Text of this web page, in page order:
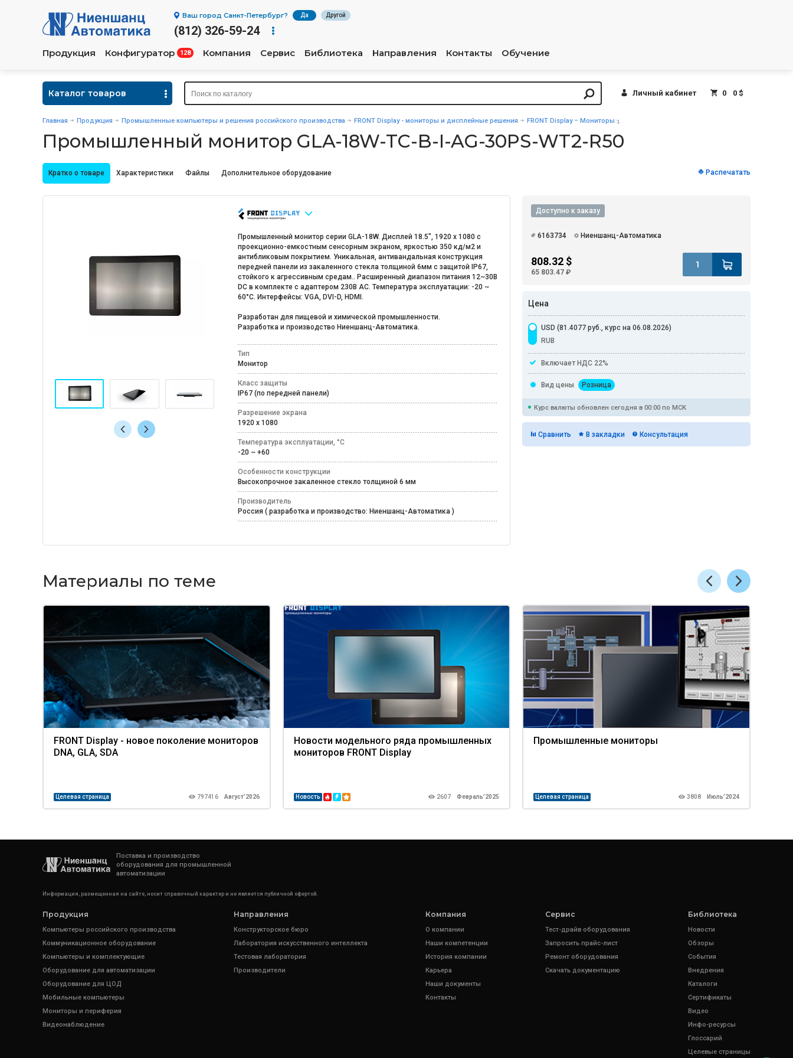
Ваш город Санкт-Петербург? Да Другой
(812) 326-59-24
Продукция Конфигуратор 128 Компания Сервис Библиотека Направления Контакты Обучение
Каталог товаров Личный кабинет 0 0 $
Главная Продукция Промышленные компьютеры и решения российского производства FRONT Display - мониторы и дисплейные решения FRONT Display – Мониторы
Промышленный монитор GLA-18W-TC-B-I-AG-30PS-WT2-R50
Кратко о товаре Характеристики Файлы Дополнительное оборудование Распечатать
Доступно к заказу
6163734 Ниеншанц-Автоматика
808.32 $
65 803.47 ₽
Цена
USD (81.4077 руб., курс на 06.08.2026)
RUB
Включает НДС 22%
Вид цены Розница
Курс валюты обновлен сегодня в 00:00 по МСК
Сравнить В закладки Консультация
Промышленный монитор серии GLA-18W. Дисплей 18.5", 1920 х 1080 с
проекционно-емкостным сенсорным экраном, яркостью 350 кд/м2 и
антибликовым покрытием. Уникальная, антивандальная конструкция
передней панели из закаленного стекла толщиной 6мм c защитой IP67,
стойкого к агрессивным средам.. Расширенный диапазон питания 12~30В
DC в комплекте с адаптером 230В AC. Температура эксплуатации: -20 ~
60°C. Интерфейсы: VGA, DVI-D, HDMI.
Разработан для пищевой и химической промышленности.
Разработка и производство Ниеншанц-Автоматика.
Тип
Монитор
Класс защиты
IP67 (по передней панели)
Разрешение экрана
1920 x 1080
Температура эксплуатации, °C
-20 ~ +60
Особенности конструкции
Высокопрочное закаленное стекло толщиной 6 мм
Производитель
Россия ( разработка и производство: Ниеншанц-Автоматика )
Материалы по теме
FRONT Display - новое поколение мониторов
DNA, GLA, SDA
Целевая страница 797416 Август’2026
Новости модельного ряда промышленных
мониторов FRONT Display
Новость 2607 Февраль’2025
Промышленные мониторы
Целевая страница 3808 Июль’2024
Поставка и производство
оборудования для промышленной
автоматизации
Информация, размещенная на сайте, носит справочный характер и не является публичной офертой.
Продукция
Компьютеры российского производства
Коммуникационное оборудование
Компьютеры и комплектующие
Оборудование для автоматизации
Оборудование для ЦОД
Мобильные компьютеры
Мониторы и периферия
Видеонаблюдение
Направления
Конструкторское бюро
Лаборатория искусственного интеллекта
Тестовая лаборатория
Производители
Компания
О компании
Наши компетенции
История компании
Карьера
Наши документы
Контакты
Сервис
Тест-драйв оборудования
Запросить прайс-лист
Ремонт оборудования
Скачать документацию
Библиотека
Новости
Обзоры
События
Внедрения
Каталоги
Сертификаты
Видео
Инфо-ресурсы
Глоссарий
Целевые страницы